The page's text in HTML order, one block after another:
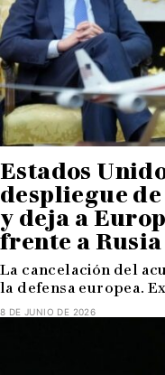
Estados
despliegue
y deja a
frente a Rusia
La cancelación del
la defensa europea.
8 DE JUNIO DE 2026